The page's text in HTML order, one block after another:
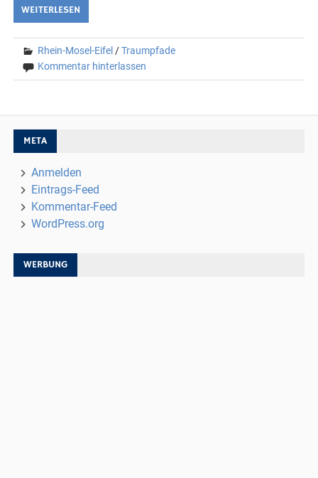
WEITERLESEN
Rhein-Mosel-Eifel /Traumpfade
Kommentar hinterlassen
META
Anmelden
Eintrags-Feed
Kommentar-Feed
WordPress.org
WERBUNG